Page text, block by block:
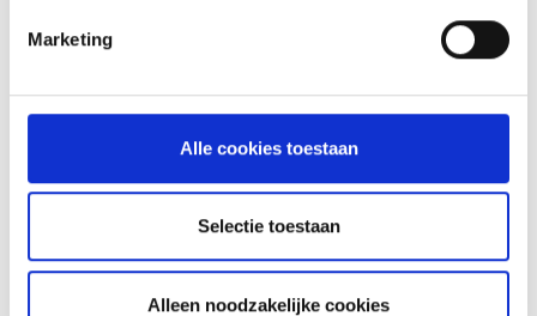
Marketing
Alle cookies toestaan
Selectie toestaan
Alleen noodzakelijke cookies
MOSSELEN VAN DE BAKPLAAT
RECEPT